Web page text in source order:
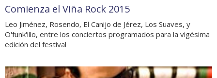
Comienza el Viña Rock 2015
Leo Jiménez, Rosendo, El Canijo de Jérez, Los Suaves, y
O'funk'illo, entre los conciertos programados para la vigésima
edición del festival